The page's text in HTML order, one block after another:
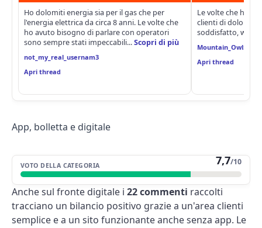
Ho dolomiti energia sia per il gas che per
l'energia elettrica da circa 8 anni. Le volte che
ho avuto bisogno di parlare con operatori
sono sempre stati impeccabili...Scopri di più
not_my_real_usernam3
Apri thread
Le volte che ho
clienti di dolomiti
soddisfatto,
Mountain_Owl5837
Apri thread
App, bolletta e digitale
VOTO DELLA CATEGORIA 7,7/10
Anche sul fronte digitale i 22 commenti raccolti
tracciano un bilancio positivo grazie a un'area clienti
semplice e a un sito funzionante anche senza app. Le